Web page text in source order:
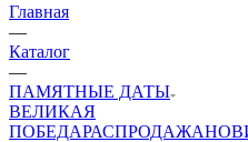
Главная
—
Каталог
—
ПАМЯТНЫЕ ДАТЫ
ВЕЛИКАЯ
ПОБЕДАРАСПРОДАЖА